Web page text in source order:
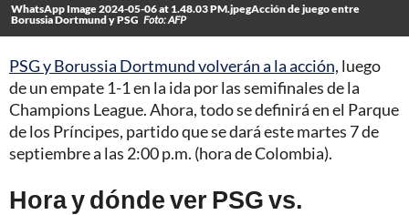
WhatsApp Image 2024-05-06 at 1.48.03 PM.jpegAcción de juego entre
Borussia Dortmund y PSG Foto: AFP
PSG y Borussia Dortmund volverán a la acción, luego
de un empate 1-1 en la ida por las semifinales de la
Champions League. Ahora, todo se definirá en el Parque
de los Príncipes, partido que se dará este martes 7 de
septiembre a las 2:00 p.m. (hora de Colombia).
Hora y dónde ver PSG vs.